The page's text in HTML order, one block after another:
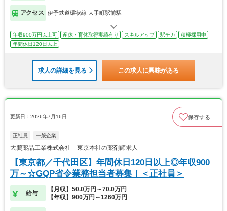
アクセス 伊予鉄道環状線 大手町駅前駅
年収900万円以上可 産休・育休取得実績有り スキルアップ 駅チカ
積極採用中
年間休日120日以上
求人の詳細を見る この求人に興味がある
更新日：2026年7月16日 保存する
正社員 一般企業
大鵬薬品工業株式会社 東京本社の薬剤師求人
【東京都／千代田区】年間休日120日以上◎年収900
万～☆GQP省令業務担当者募集！＜正社員＞
給与
【月収】50.0万円～70.0万円
【年収】900万円～1260万円